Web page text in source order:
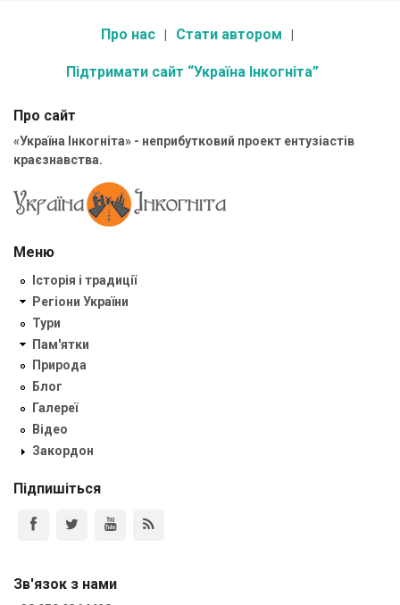
Про нас Стати автором
Підтримати сайт “Україна Інкогніта”
Про сайт
«Україна Інкогніта» - неприбутковий проект ентузіастів
краєзнавства.
Меню
Історія і традиції
Регіони України
Тури
Пам'ятки
Природа
Блог
Галереї
Відео
Закордон
Підпишіться
Зв'язок з нами